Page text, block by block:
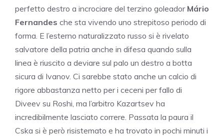
perfetto destro a incrociare del terzino goleador Mário
Fernandes che sta vivendo uno strepitoso periodo di
forma. E l’esterno naturalizzato russo si è rivelato
salvatore della patria anche in difesa quando sulla
linea è riuscito a deviare sul palo un destro a botta
sicura di Ivanov. Ci sarebbe stato anche un calcio di
rigore abbastanza netto per i ceceni per fallo di
Diveev su Roshi, ma l’arbitro Kazartsev ha
incredibilmente lasciato correre. Passata la paura il
Cska si è però risistemato e ha trovato in pochi minuti i